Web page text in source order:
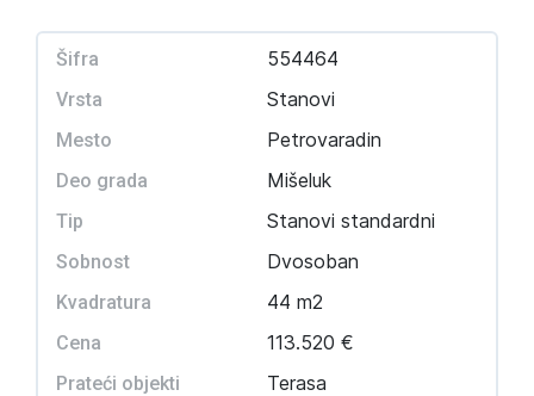
Šifra 554464
Vrsta Stanovi
Mesto Petrovaradin
Deo grada Mišeluk
Tip Stanovi standardni
Sobnost Dvosoban
Kvadratura 44 m2
Cena 113.520 €
Prateći objekti Terasa